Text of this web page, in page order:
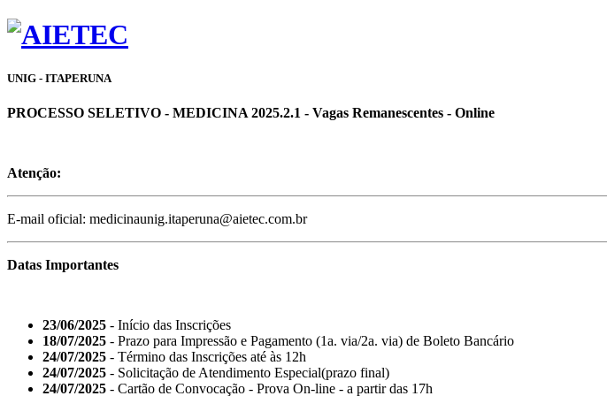
UNIG - ITAPERUNA
PROCESSO SELETIVO - MEDICINA 2025.2.1 - Vagas Remanescentes - Online
Atenção:
E-mail oficial: medicinaunig.itaperuna@aietec.com.br
Datas Importantes
23/06/2025 - Início das Inscrições
18/07/2025 - Prazo para Impressão e Pagamento (1a. via/2a. via) de Boleto Bancário
24/07/2025 - Término das Inscrições até às 12h
24/07/2025 - Solicitação de Atendimento Especial(prazo final)
24/07/2025 - Cartão de Convocação - Prova On-line - a partir das 17h